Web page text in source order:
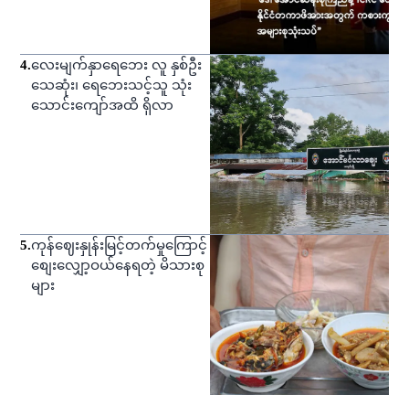
4.လေးမျက်နှာရေဘေး လူ နှစ်ဦး
သေဆုံး၊ ရေဘေးသင့်သူ သုံး
သောင်းကျော်အထိ ရှိလာ
5.ကုန်ဈေးနှုန်းမြင့်တက်မှုကြောင့်
စျေးလျှော့ဝယ်နေရတဲ့ မိသားစု
များ